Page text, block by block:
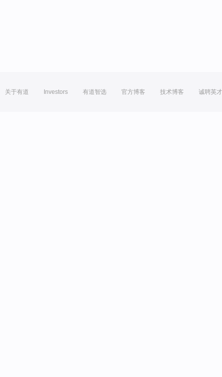
关于有道 Investors 有道智选 官方博客 技术博客 诚聘英才